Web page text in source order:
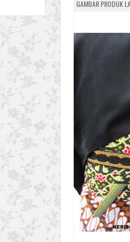
GAMBAR PRODUK